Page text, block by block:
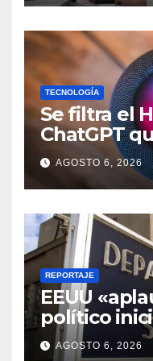
TECNOLOGÍA
Se filtra el
ChatGPT
OpenAI y
locura
AGOSTO 6, 2026
REPORTAJE
EEUU
político
Venezuela
AGOSTO 6, 2026